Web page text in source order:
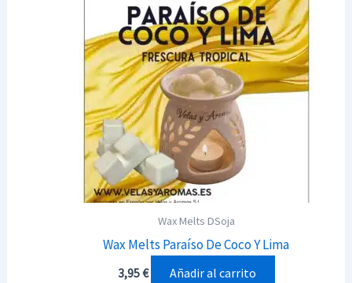
Wax Melts DSoja
Wax Melts Paraíso De Coco Y Lima
3,95€ Añadir al carrito